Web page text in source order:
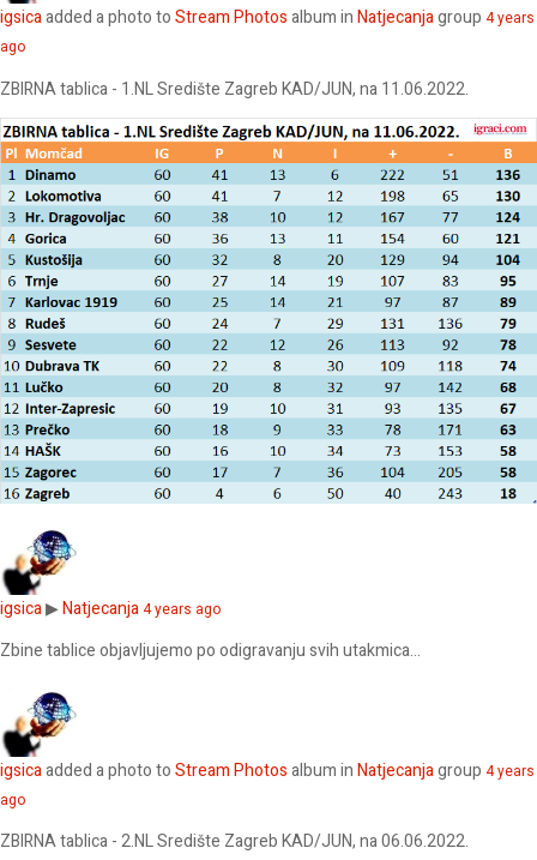
igsicaadded a photo toStream Photosalbum inNatjecanjagroup 4 years
ago
ZBIRNA tablica - 1.NL Središte Zagreb KAD/JUN, na 11.06.2022.
igsica▶Natjecanja4 years ago
Zbine tablice objavljujemo po odigravanju svih utakmica...
igsicaadded a photo toStream Photosalbum inNatjecanjagroup 4 years
ago
ZBIRNA tablica - 2.NL Središte Zagreb KAD/JUN, na 06.06.2022.